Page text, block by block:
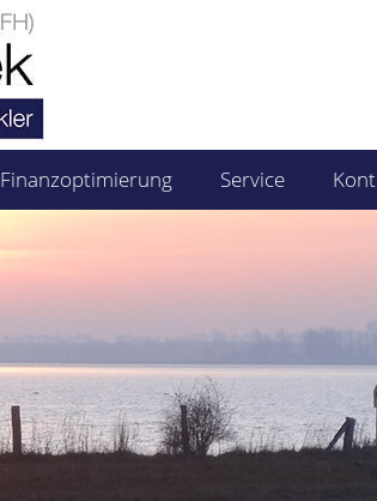
Finanzoptimierung Service